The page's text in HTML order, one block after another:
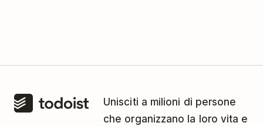
Unisciti a milioni di persone
che organizzano la loro vita e